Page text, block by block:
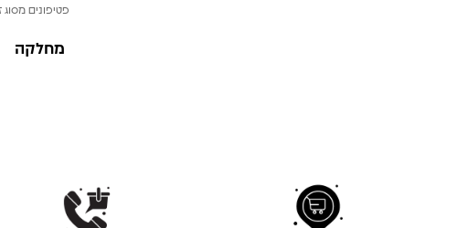
פטיפונים
מחלקה